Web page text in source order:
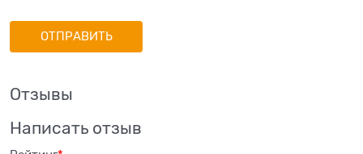
Отзывы
Написать отзыв